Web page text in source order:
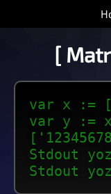
[
var x :=
var y :=
Stdout
Stdout